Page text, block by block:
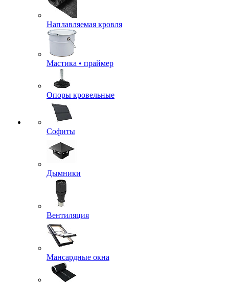
Наплавляемая кровля
Мастика • праймер
Опоры кровельные
Софиты
Дымники
Вентиляция
Мансардные окна